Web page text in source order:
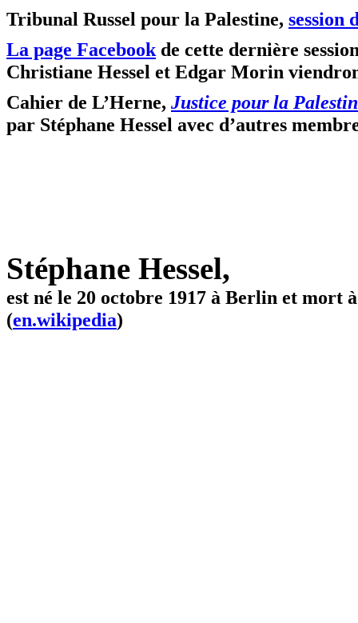
Tribunal Russel pour la Palestine, session
La page Facebook de cette dernière
Christiane Hessel et Edgar Morin
Cahier de L’Herne, Justice pour la
par Stéphane Hessel avec d’autres
Stéphane Hessel,
est né le 20 octobre 1917 à Berlin et mort
(en.wikipedia)